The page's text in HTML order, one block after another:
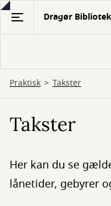
Gå
hovedindhold
Dragør Bibliotek
Praktisk Takster
Takster
Her kan du se
lånetider, gebyrer